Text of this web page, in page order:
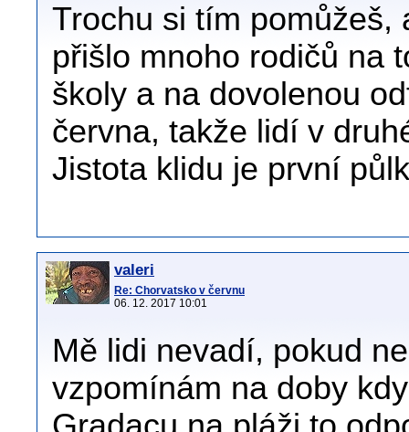
Trochu si tím pomůžeš,
přišlo mnoho rodičů na
školy a na dovolenou
června, takže lidí v
Jistota klidu je první
valeri
Re: Chorvatsko v červnu
06. 12. 2017 10:01
Mě lidi nevadí, pokud
vzpomínám na doby